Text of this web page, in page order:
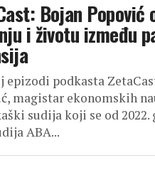
Bojan Popović
i životu između
epizodi podkasta
magistar ekonomskih
sudija koji se od
ABA...